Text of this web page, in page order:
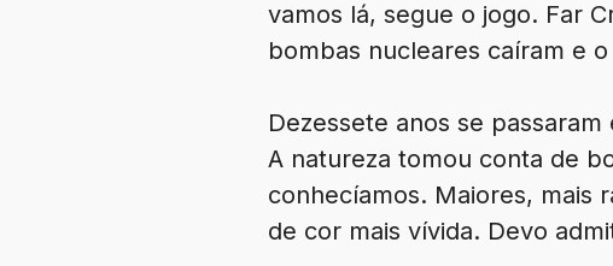
vamos lá, segue o jogo. Far
bombas nucleares caíram e
Dezessete anos se
A natureza tomou conta de
conhecíamos. Maiores, mais
de cor mais vívida. Devo